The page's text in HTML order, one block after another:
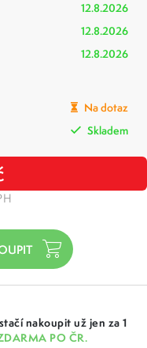
12.8.2026
12.8.2026
12.8.2026
Na dotaz
Skladem
nakoupit už jen za 1
PO ČR.